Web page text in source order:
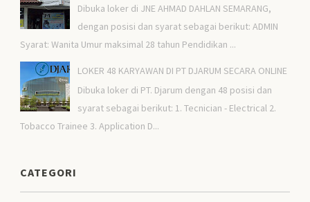
Dibuka loker di JNE AHMAD DAHLAN SEMARANG,
dengan posisi dan syarat sebagai berikut: ADMIN
Syarat: Wanita Umur maksimal 28 tahun Pendidikan ...
LOKER 48 KARYAWAN DI PT DJARUM SECARA ONLINE
Dibuka loker di PT. Djarum dengan 48 posisi dan
syarat sebagai berikut: 1. Tecnician - Electrical 2.
Tobacco Trainee 3. Application D...
CATEGORI